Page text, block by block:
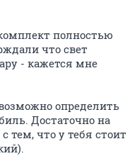
полностью
что свет
- кажется мне
определить
Достаточно на
тем, что у тебя стоит